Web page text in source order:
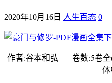
2020年10月16日 人生百态 0
作者:谷本和弘 卷数:5卷